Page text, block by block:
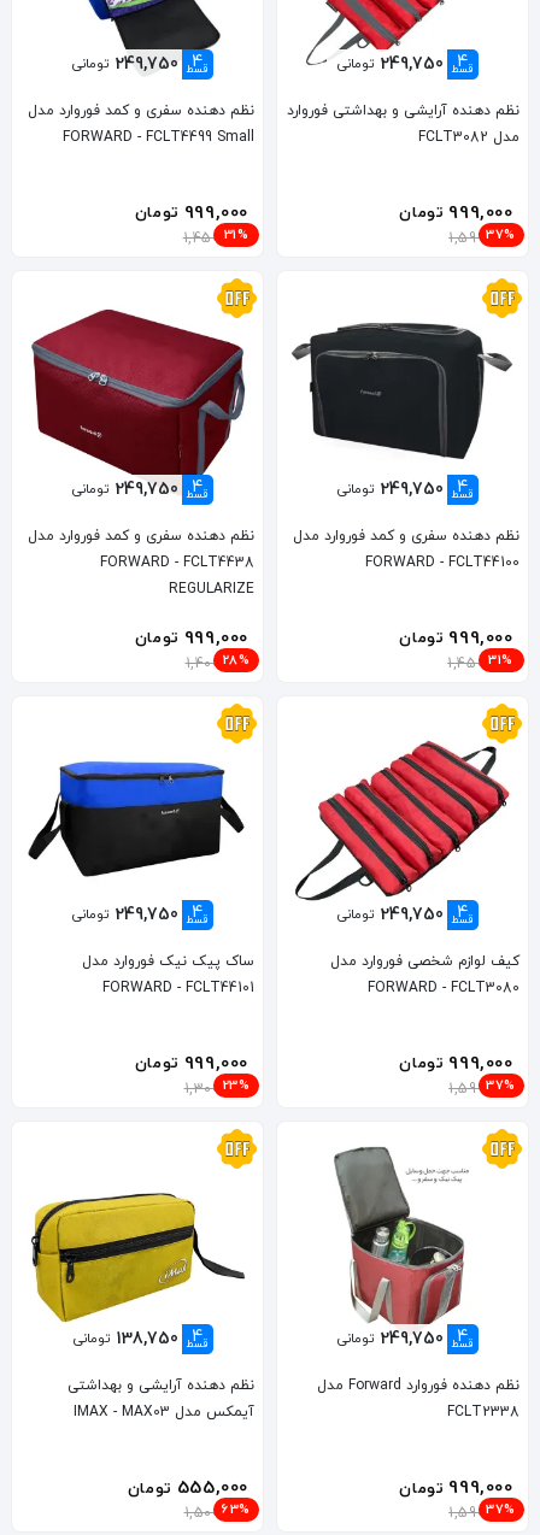
4
قسط 249,750 تومانی
نظم دهنده آرایشی و بهداشتی فوروارد
مدل FCLT3082
999,000 تومان
1,599,000
37%
4
قسط 249,750 تومانی
نظم دهنده سفری و کمد فوروارد مدل
FORWARD - FCLT4499 Small
999,000 تومان
1,450,000
31%
4
قسط 249,750 تومانی
نظم دهنده سفری و کمد فوروارد مدل
FORWARD - FCLT44100
999,000 تومان
1,450,000
31%
4
قسط 249,750 تومانی
نظم دهنده سفری و کمد فوروارد مدل
FORWARD - FCLT4438
REGULARIZE
999,000 تومان
1,400,000
28%
4
قسط 249,750 تومانی
کیف لوازم شخصی فوروارد مدل
FORWARD - FCLT3080
999,000 تومان
1,599,000
37%
4
قسط 249,750 تومانی
ساک پیک نیک فوروارد مدل
FORWARD - FCLT44101
999,000 تومان
1,300,000
23%
4
قسط 249,750 تومانی
نظم دهنده فوروارد Forward مدل
FCLT2338
999,000 تومان
1,590,000
37%
4
قسط 138,750 تومانی
نظم دهنده آرایشی و بهداشتی
آیمکس مدل IMAX - MAX03
555,000 تومان
1,500,000
63%